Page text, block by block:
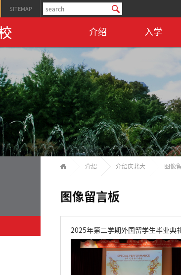
SITEMAP
介绍 入学
介绍 介绍庆北大 图像
图像留言板
2025年第二学期外国留学生毕业典